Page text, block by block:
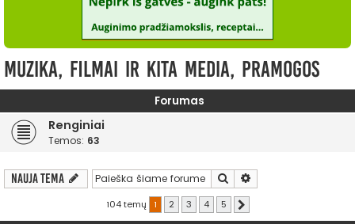
Muzika, filmai ir kita media, pramogos
Forumas
Renginiai
Temos: 63
Nauja tema Ieškoti
104 temų 1 2 3 4 5